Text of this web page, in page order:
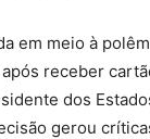
em meio à
receber
dos
gerou